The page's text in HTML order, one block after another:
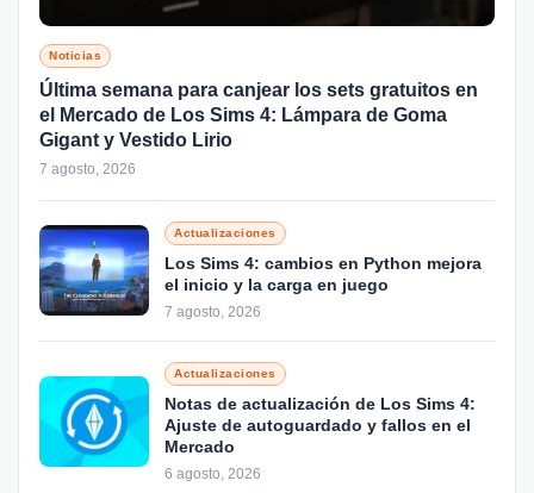
Noticias
Última semana para canjear los sets gratuitos en
el Mercado de Los Sims 4: Lámpara de Goma
Gigant y Vestido Lirio
7 agosto, 2026
Actualizaciones
Los Sims 4: cambios en Python mejora
el inicio y la carga en juego
7 agosto, 2026
Actualizaciones
Notas de actualización de Los Sims 4:
Ajuste de autoguardado y fallos en el
Mercado
6 agosto, 2026